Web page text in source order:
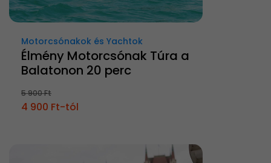
Motorcsónakok és Yachtok
Élmény Motorcsónak Túra a
Balatonon 20 perc
5 900 Ft
4 900 Ft-tól